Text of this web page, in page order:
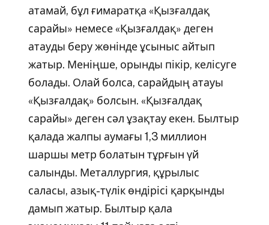
атамай, бұл ғимаратқа «Қызғалдақ
сарайы» немесе «Қызғалдақ» деген
атауды беру жөнінде ұсыныс айтып
жатыр. Меніңше, орынды пікір, келісуге
болады. Олай болса, сарайдың атауы
«Қызғалдақ» болсын. «Қызғалдақ
сарайы» деген сәл ұзақтау екен. Былтыр
қалада жалпы аумағы 1,3 миллион
шаршы метр болатын тұрғын үй
салынды. Металлургия, құрылыс
саласы, азық-түлік өндірісі қарқынды
дамып жатыр. Былтыр қала